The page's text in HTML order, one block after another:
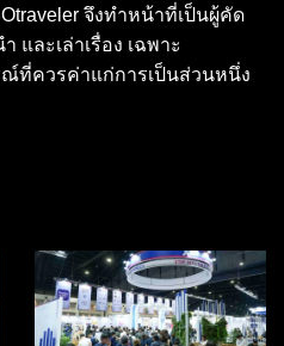
จึงทำหน้าที่เป็นผู้คัด
และเล่าเรื่อง เฉพาะ
ที่ควรค่าแก่การเป็นส่วนหนึ่ง